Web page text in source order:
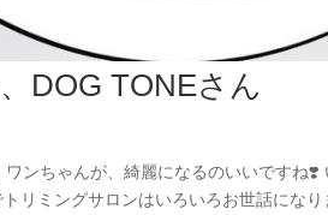
DOG TONEさん
ンちゃんが、綺麗になるのいいですね
リミングサロンはいろいろお世話にな